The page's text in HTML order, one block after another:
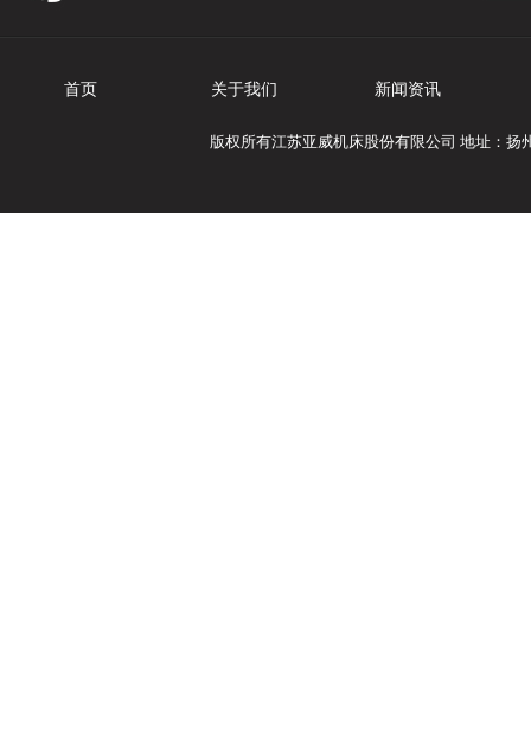
首页 关于我们 新闻资讯
版权所有江苏亚威机床股份有限公司 地址：